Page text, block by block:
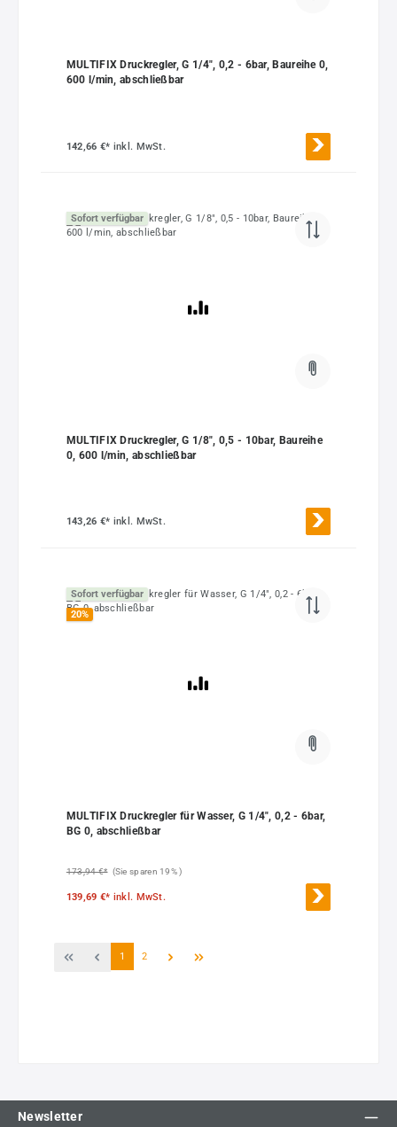
MULTIFIX Druckregler, G 1/4", 0,2 - 6bar, Baureihe 0,
600 l/min, abschließbar
142,66 €* inkl. MwSt.
Sofort verfügbar
MULTIFIX Druckregler, G 1/8", 0,5 - 10bar, Baureihe
0, 600 l/min, abschließbar
143,26 €* inkl. MwSt.
Sofort verfügbar
20%
MULTIFIX Druckregler für Wasser, G 1/4", 0,2 - 6bar,
BG 0, abschließbar
173,94 €* (Sie sparen 19% )
139,69 €* inkl. MwSt.
Seite
1 Seite
2
Newsletter